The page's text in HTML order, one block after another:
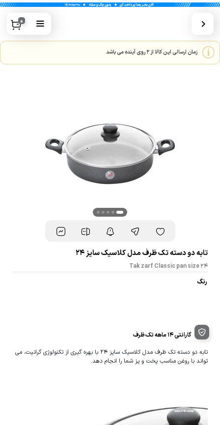
0
زمان ارسالی این کالا از 2 روی آینده می باشد
تابه دو دسته تک ظرف مدل کلاسیک سایز 24
Tak zarf Classic pan size 24
رنگ
گارانتی 14 ماهه تک ظرف
تابه دو دسته تک ظرف مدل کلاسیک سایز 24 با بهره گیری از تکنولوژی گرانیت، می
تواند با روغن مناسب پخت و پز شما را انجام دهد.